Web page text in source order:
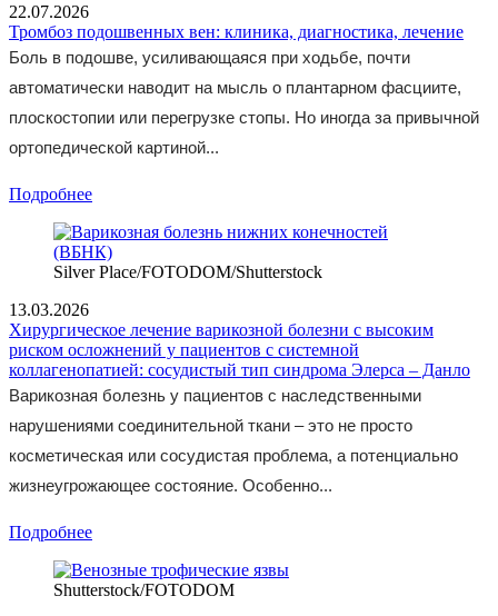
22.07.2026
Тромбоз подошвенных вен: клиника, диагностика, лечение
Боль в подошве, усиливающаяся при ходьбе, почти
автоматически наводит на мысль о плантарном фасциите,
плоскостопии или перегрузке стопы. Но иногда за привычной
ортопедической картиной...
Подробнее
Silver Place/FOTODOM/Shutterstoсk
13.03.2026
Хирургическое лечение варикозной болезни с высоким
риском осложнений у пациентов с системной
коллагенопатией: cосудистый тип синдрома Элерса – Данло
Варикозная болезнь у пациентов с наследственными
нарушениями соединительной ткани – это не просто
косметическая или сосудистая проблема, а потенциально
жизнеугрожающее состояние. Особенно...
Подробнее
Shutterstoсk/FOTODOM